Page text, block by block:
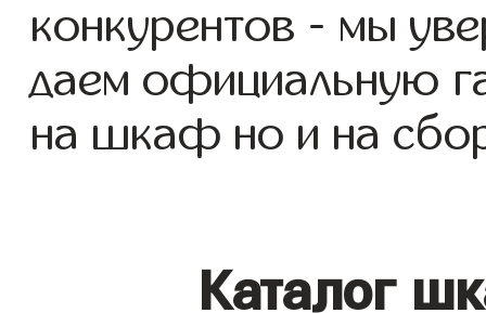
конкурентов - мы
даем официальную
на шкаф но и на
Каталог